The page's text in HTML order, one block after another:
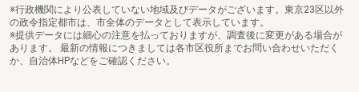
※行政機関により公表していない地域及びデータがございます。東京23区以外
の政令指定都市は、市全体のデータとして表示しています。
※提供データには細心の注意を払っておりますが、調査後に変更がある場合が
あります。 最新の情報につきましては各市区役所までお問い合わせいただく
か、自治体HPなどをご確認ください。